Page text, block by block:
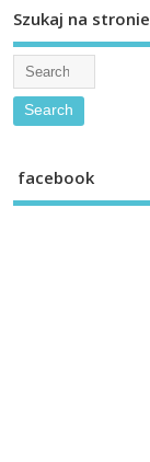
Szukaj na stronie
facebook